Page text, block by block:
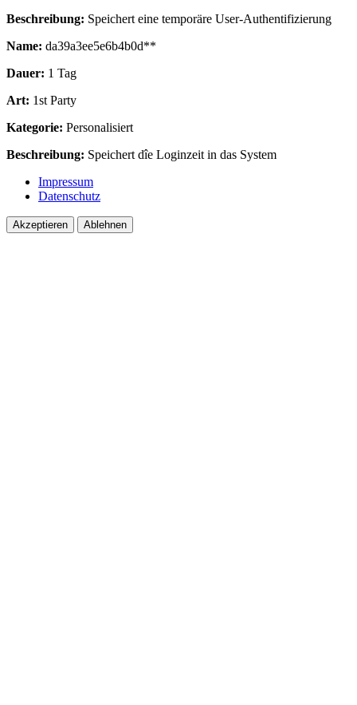
Beschreibung: Speichert eine temporäre User-Authentifizierung
Name: da39a3ee5e6b4b0d**
Dauer: 1 Tag
Art: 1st Party
Kategorie: Personalisiert
Beschreibung: Speichert dîe Loginzeit in das System
Impressum
Datenschutz
Akzeptieren Ablehnen